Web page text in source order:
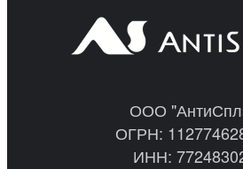
ООО
ОГРН:
ИНН: